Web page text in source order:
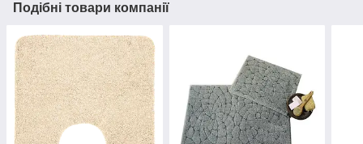
Подібні товари компанії